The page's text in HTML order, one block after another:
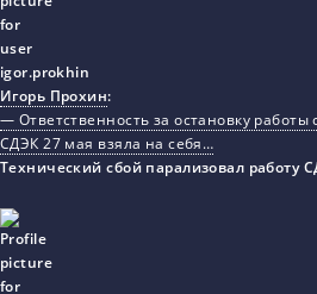
Игорь Прохин:
— Ответственность за остановку работы
СДЭК 27 мая взяла на себя…
Технический сбой парализовал работу